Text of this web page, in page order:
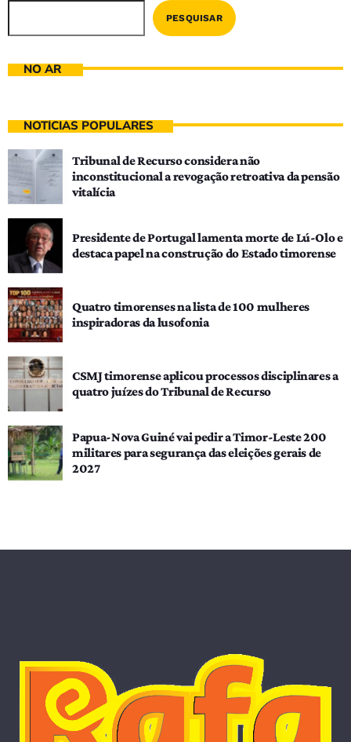
PESQUISAR
NO AR
NOTÍCIAS POPULARES
Tribunal de Recurso considera não
inconstitucional a revogação retroativa da pensão
vitalícia
Presidente de Portugal lamenta morte de Lú-Olo e
destaca papel na construção do Estado timorense
Quatro timorenses na lista de 100 mulheres
inspiradoras da lusofonia
CSMJ timorense aplicou processos disciplinares a
quatro juízes do Tribunal de Recurso
Papua-Nova Guiné vai pedir a Timor-Leste 200
militares para segurança das eleições gerais de
2027